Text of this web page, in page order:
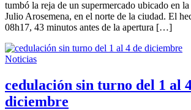
tumbó la reja de un supermercado ubicado en
Julio Arosemena, en el norte de la ciudad. El
08h17, 43 minutos antes de la apertura […]
Noticias
cedulación sin turno del 1 al
diciembre